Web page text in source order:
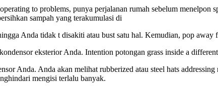
to problems, punya perjalanan rumah sebelum menelpon
sampah yang terakumulasi di
Anda tidak t disakiti atau bust satu hal. Kemudian, pop
eksterior Anda. Intention potongan grass inside a
Anda. Anda akan melihat rubberized atau steel hats
mengisi terlalu banyak.